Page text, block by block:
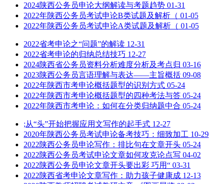
2024陕西公务员申论大纲解读与考题趋势 01-31
2022年陕西公务员考试申论B类试题及解析（ 01-05
2022年陕西公务员考试申论A类试题及解析（ 01-05
2022省考申论之“问题”的解读 12-31
2022省考申论的归纳总结技巧 12-27
2024陕西省公务员资料分析难度分析及考点归 03-16
2023陕西公务员言语理解与表达——主旨概括 09-08
2022年陕西市考申论概括题型的识别方式 05-24
2022年陕西市考申论概括题型的四种考法与答 05-24
2022年陕西市考申论：如何在分类归纳题中合 05-24
;从“头”开始把握应用文写作的起手式 12-27
2020年陕西公务员考试申论备考技巧：细致加工 10-29
2022陕西公务员申论写作：排比句在文章开头 05-24
2022陕西公务员考试申论文章如何攻克论点写 04-02
2022陕西公务员申论文章开头要出彩 巧用“ 03-31
2022陕西省考申论文章写作：助力孩子健康成 12-13